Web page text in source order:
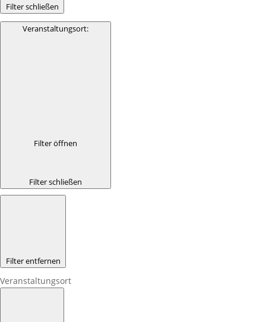
Filter schließen
Veranstaltungsort:
Filter öffnen
Filter schließen
Filter entfernen
Veranstaltungsort